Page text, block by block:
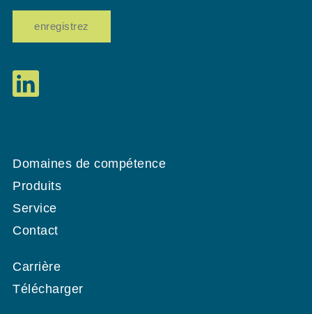
Domaines de compétence
Produits
Service
Contact
Carrière
Télécharger
enregistrez